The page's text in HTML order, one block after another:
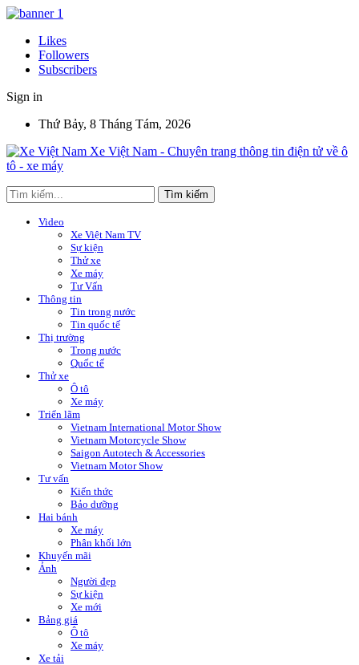
Likes
Followers
Subscribers
Sign in
Thứ Bảy, 8 Tháng Tám, 2026
Xe Việt Nam - Chuyên trang thông tin điện tử về ô
tô - xe máy
Video
Xe Việt Nam TV
Sự kiện
Thử xe
Xe máy
Tư Vấn
Thông tin
Tin trong nước
Tin quốc tế
Thị trường
Trong nước
Quốc tế
Thử xe
Ô tô
Xe máy
Triển lãm
Vietnam International Motor Show
Vietnam Motorcycle Show
Saigon Autotech & Accessories
Vietnam Motor Show
Tư vấn
Kiến thức
Bảo dưỡng
Hai bánh
Xe máy
Phân khối lớn
Khuyến mãi
Ảnh
Người đẹp
Sự kiện
Xe mới
Bảng giá
Ô tô
Xe máy
Xe tải